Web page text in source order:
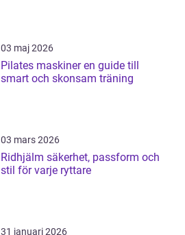
03 maj 2026
Pilates maskiner en guide till
smart och skonsam träning
03 mars 2026
Ridhjälm säkerhet, passform och
stil för varje ryttare
31 januari 2026